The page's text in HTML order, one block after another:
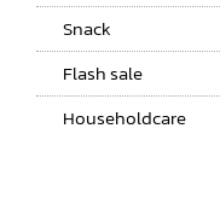
Snack
Flash sale
Householdcare